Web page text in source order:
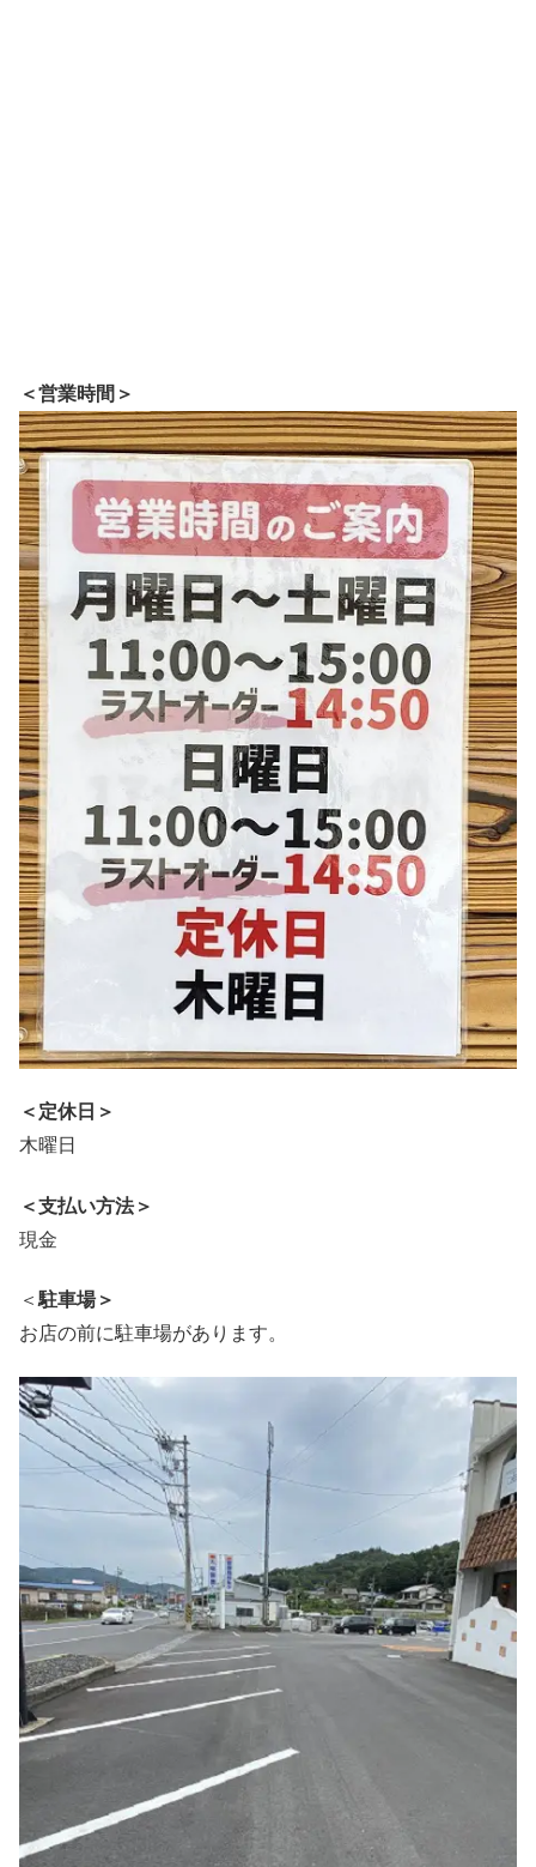
＜営業時間＞
＜定休日＞
木曜日
＜支払い方法＞
現金
＜ 駐車場＞
お店の前に駐車場があります。